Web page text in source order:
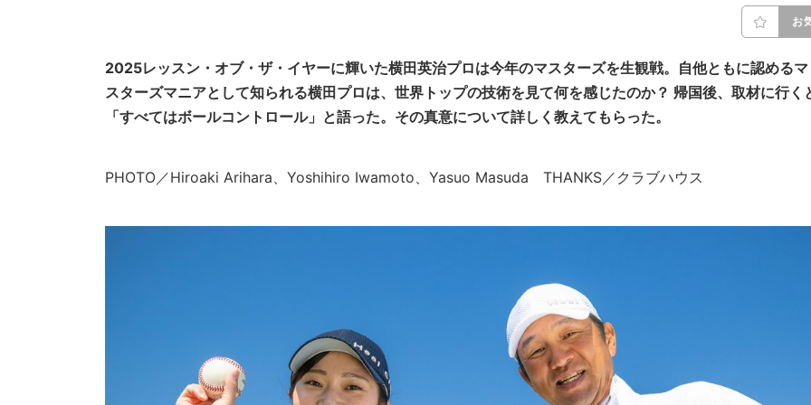
お
2025レッスン・オブ・ザ・イヤーに輝いた横田英治プロは今年のマスターズを生観戦。自他ともに認めるマ
スターズマニアとして知られる横田プロは、世界トップの技術を見て何を感じたのか？ 帰国後、取材に行く
「すべてはボールコントロール」と語った。その真意について詳しく教えてもらった。
PHOTO／Hiroaki Arihara、Yoshihiro Iwamoto、Yasuo Masuda THANKS／クラブハウス